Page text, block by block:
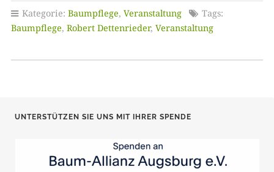
Kategorie: Baumpflege, Veranstaltung
Tags:
Baumpflege, Robert Dettenrieder, Veranstaltung
UNTERSTÜTZEN SIE UNS MIT IHRER SPENDE